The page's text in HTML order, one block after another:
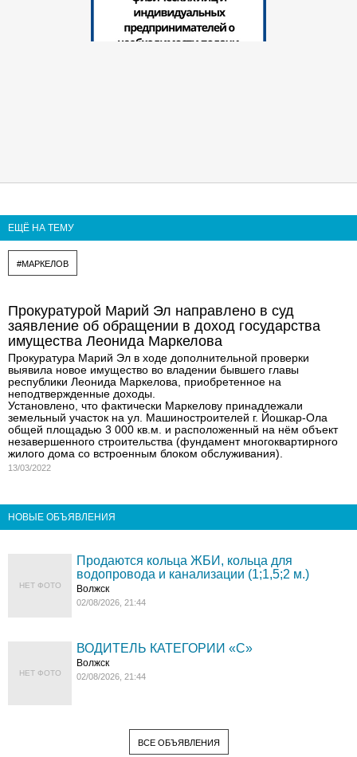
ЕЩЁ НА ТЕМУ
#МАРКЕЛОВ
Прокуратурой Марий Эл направлено в суд
заявление об обращении в доход государства
имущества Леонида Маркелова
Прокуратура Марий Эл в ходе дополнительной проверки
выявила новое имущество во владении бывшего главы
республики Леонида Маркелова, приобретенное на
неподтвержденные доходы.
Установлено, что фактически Маркелову принадлежали
земельный участок на ул. Машиностроителей г. Йошкар-Ола
общей площадью 3 000 кв.м. и расположенный на нём объект
незавершенного строительства (фундамент многоквартирного
жилого дома со встроенным блоком обслуживания).
13/03/2022
НОВЫЕ ОБЪЯВЛЕНИЯ
НЕТ ФОТО
Продаются кольца ЖБИ, кольца для
водопровода и канализации (1;1,5;2 м.)
Волжск
02/08/2026, 21:44
НЕТ ФОТО
ВОДИТЕЛЬ КАТЕГОРИИ «C»
Волжск
02/08/2026, 21:44
ВСЕ ОБЪЯВЛЕНИЯ